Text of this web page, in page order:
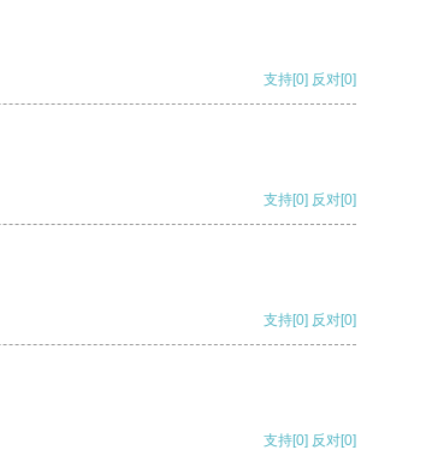
支持[0] 反对[0]
支持[0] 反对[0]
支持[0] 反对[0]
支持[0] 反对[0]